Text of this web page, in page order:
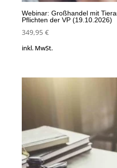
Webinar: Großhandel mit
Pflichten der VP (19.10.2026)
349,95 €
inkl. MwSt.